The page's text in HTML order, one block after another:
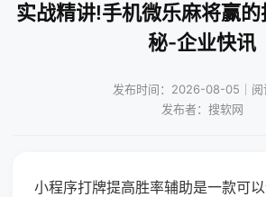
实战精讲!手机微乐麻将赢
秘-企业快讯
发布时间：2026-08-05｜阅
发布者：搜软网
小程序打牌提高胜率辅助是一款可